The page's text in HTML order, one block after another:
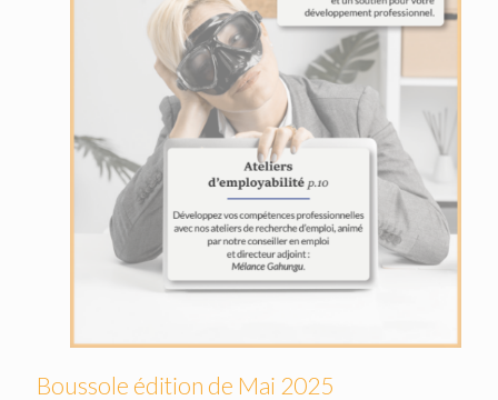
Boussole édition de Mai 2025